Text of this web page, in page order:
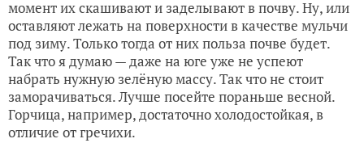
момент их скашивают и заделывают в почву. Ну, или
оставляют лежать на поверхности в качестве мульчи
под зиму. Только тогда от них польза почве будет.
Так что я думаю — даже на юге уже не успеют
набрать нужную зелёную массу. Так что не стоит
заморачиваться. Лучше посейте пораньше весной.
Горчица, например, достаточно холодостойкая, в
отличие от гречихи.